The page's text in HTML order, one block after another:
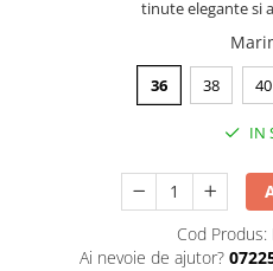
tinute elegante si
36 38 40
IN
Cod Produs:
Ai nevoie de ajutor?